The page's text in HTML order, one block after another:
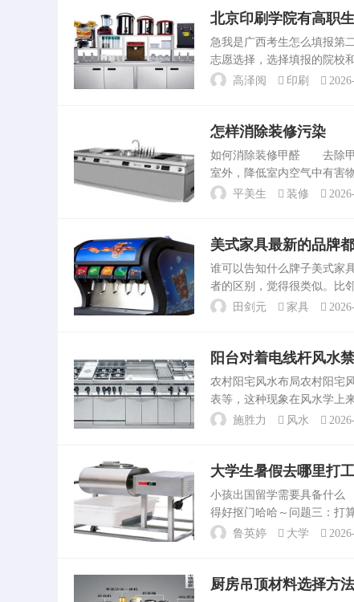
北京印刷学院有高职
急我是广西考生怎么填报
志愿选择，选择填报的院校
求。至于可以填报的学校，
高泽阅 印刷
怎样消除装修污染
如何消除装修甲醛 去除甲
室外，降低室内空气中有害
材料仍然存在释放甲醛的可
平美生 装修
美式家具最新的品牌
谁可以告知什么牌子美式
者的区别，觉得很类似。比
就不清楚了。美式家具的品
田剑元 家具
阳台对着电线杆风水
农村阳宅风水布局农村阳
表等，这种现象在风水学上
置，农村住宅风水禁忌，可
施胜力 风水
大学生暑假去哪里打工
小孩出国留学需要具备什
得好抠门哈哈～问题三：打
要求也不太一样的。首先选
鲁英婷 大学
厨房吊顶材料选择方